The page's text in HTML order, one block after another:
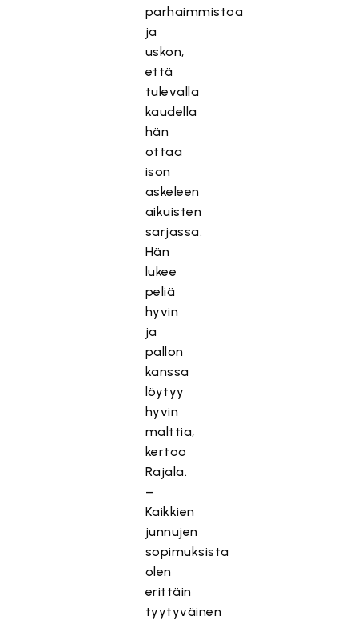
parhaimmistoa
ja
uskon,
että
tulevalla
kaudella
hän
ottaa
ison
askeleen
aikuisten
sarjassa.
Hän
lukee
peliä
hyvin
ja
pallon
kanssa
löytyy
hyvin
malttia,
kertoo
Rajala.
–
Kaikkien
junnujen
sopimuksista
olen
erittäin
tyytyväinen